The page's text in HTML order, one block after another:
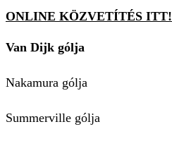
ONLINE KÖZVETÍTÉS ITT!
Van Dijk gólja
Nakamura gólja
Summerville gólja